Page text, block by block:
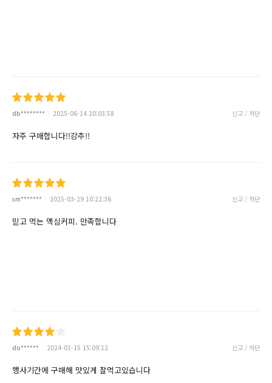
db******** 2025-06-14 20:03:58 신고 / 차단
자주 구매합니다!!강추!!
sm******* 2025-03-29 10:22:36 신고 / 차단
믿고 먹는 맥심커피. 만족합니다
do****** 2024-01-15 15:09:12 신고 / 차단
행사기간에 구매해 맛있게 잘먹고있습니다